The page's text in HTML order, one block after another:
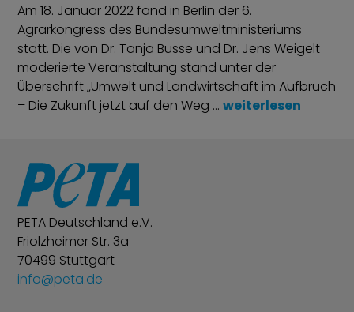
Am 18. Januar 2022 fand in Berlin der 6.
Agrarkongress des Bundesumweltministeriums
statt. Die von Dr. Tanja Busse und Dr. Jens Weigelt
moderierte Veranstaltung stand unter der
Überschrift „Umwelt und Landwirtschaft im Aufbruch
– Die Zukunft jetzt auf den Weg …Bericht und Fazit
weiterlesen
PETA Deutschland e.V.
Friolzheimer Str. 3a
70499 Stuttgart
info@peta.de